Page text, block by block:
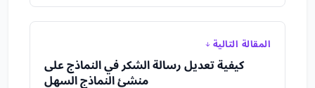
المقالة التالية
كيفية تعديل رسالة الشكر في النماذج على
منشئ النماذج السهل